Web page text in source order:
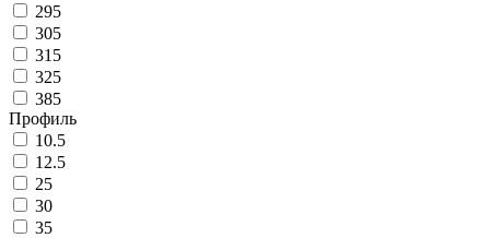
295
305
315
325
385
Профиль
10.5
12.5
25
30
35